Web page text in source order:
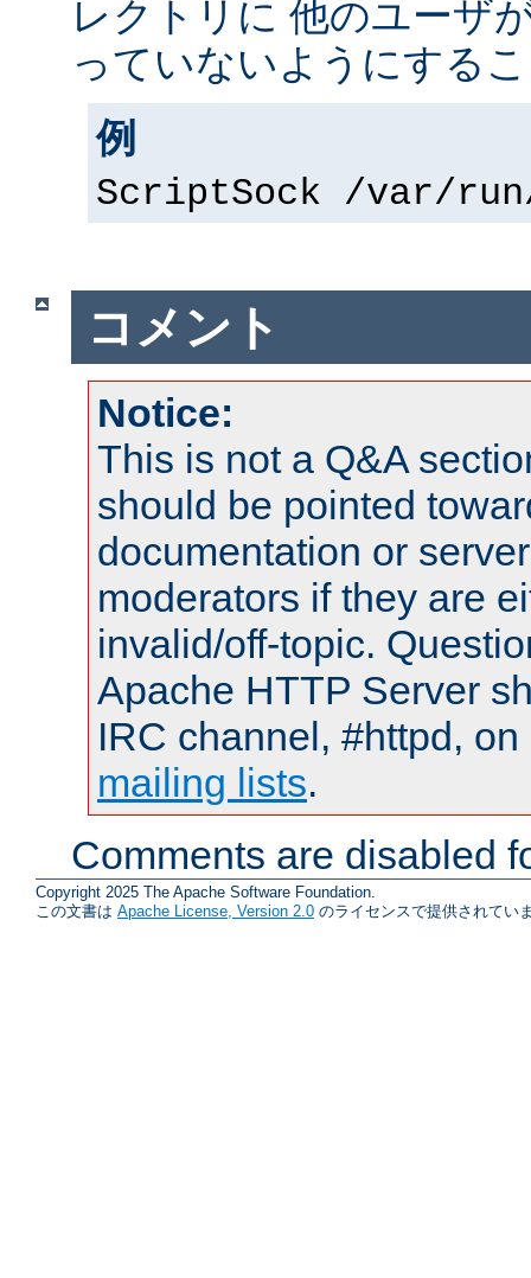
レクトリに 他のユーザ
っていないようにする
例
ScriptSock /var/
コメント
Notice:
This is not a Q&A
should be pointed
documentation or
moderators if they are
invalid/off-topic.
Apache HTTP Server
IRC channel, #httpd,
mailing lists.
Comments are disabled
Copyright 2025 The Apache Software Foundation.
この文書は Apache License, Version 2.0 のライセンスで提供されてい